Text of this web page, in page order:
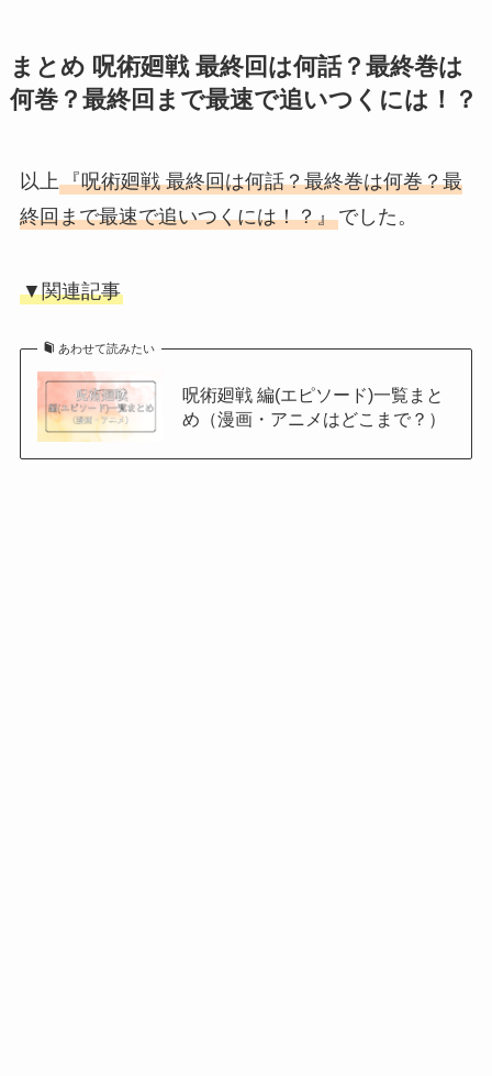
まとめ 呪術廻戦 最終回は何話？最終巻は
何巻？最終回まで最速で追いつくには！？
以上『呪術廻戦 最終回は何話？最終巻は何巻？最
終回まで最速で追いつくには！？』でした。
▼関連記事
あわせて読みたい
呪術廻戦 編(エピソード)一覧まと
め（漫画・アニメはどこまで？）